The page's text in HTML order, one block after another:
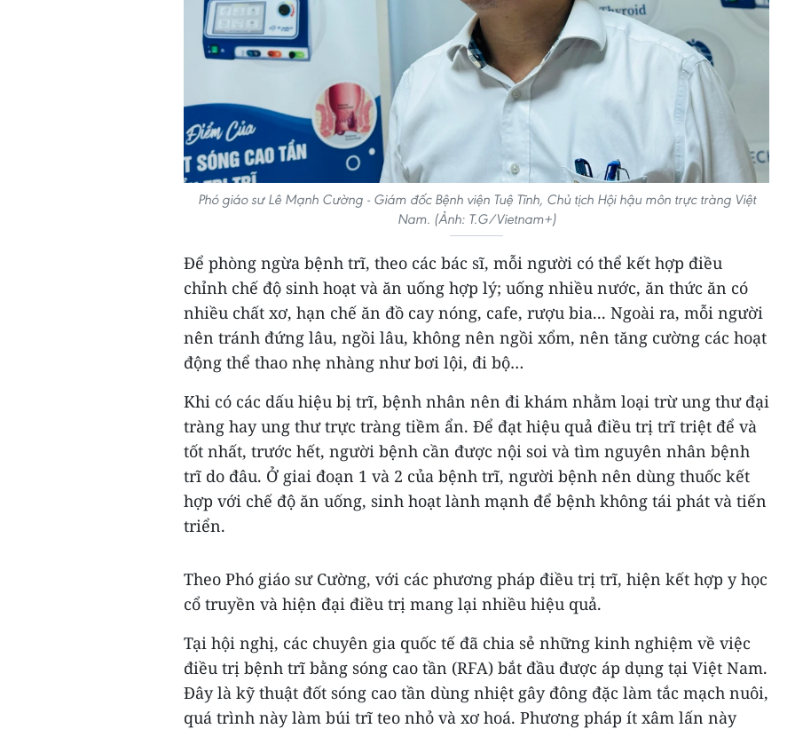
Phó giáo sư Lê Mạnh Cường - Giám đốc Bệnh viện Tuệ Tĩnh, Chủ tịch Hội hậu môn trực tràng Việt
Nam. (Ảnh: T.G/Vietnam+)
Để phòng ngừa bệnh trĩ, theo các bác sĩ, mỗi người có thể kết hợp điều
chỉnh chế độ sinh hoạt và ăn uống hợp lý; uống nhiều nước, ăn thức ăn có
nhiều chất xơ, hạn chế ăn đồ cay nóng, cafe, rượu bia... Ngoài ra, mỗi người
nên tránh đứng lâu, ngồi lâu, không nên ngồi xổm, nên tăng cường các hoạt
động thể thao nhẹ nhàng như bơi lội, đi bộ…
Khi có các dấu hiệu bị trĩ, bệnh nhân nên đi khám nhằm loại trừ ung thư đại
tràng hay ung thư trực tràng tiềm ẩn. Để đạt hiệu quả điều trị trĩ triệt để và
tốt nhất, trước hết, người bệnh cần được nội soi và tìm nguyên nhân bệnh
trĩ do đâu. Ở giai đoạn 1 và 2 của bệnh trĩ, người bệnh nên dùng thuốc kết
hợp với chế độ ăn uống, sinh hoạt lành mạnh để bệnh không tái phát và tiến
triển.
Theo Phó giáo sư Cường, với các phương pháp điều trị trĩ, hiện kết hợp y học
cổ truyền và hiện đại điều trị mang lại nhiều hiệu quả.
Tại hội nghị, các chuyên gia quốc tế đã chia sẻ những kinh nghiệm về việc
điều trị bệnh trĩ bằng sóng cao tần (RFA) bắt đầu được áp dụng tại Việt Nam.
Đây là kỹ thuật đốt sóng cao tần dùng nhiệt gây đông đặc làm tắc mạch nuôi,
quá trình này làm búi trĩ teo nhỏ và xơ hoá. Phương pháp ít xâm lấn này